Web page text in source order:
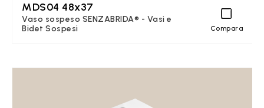
MDS04 48x37
Vaso sospeso SENZABRIDA® - Vasi e
Bidet Sospesi
Compara